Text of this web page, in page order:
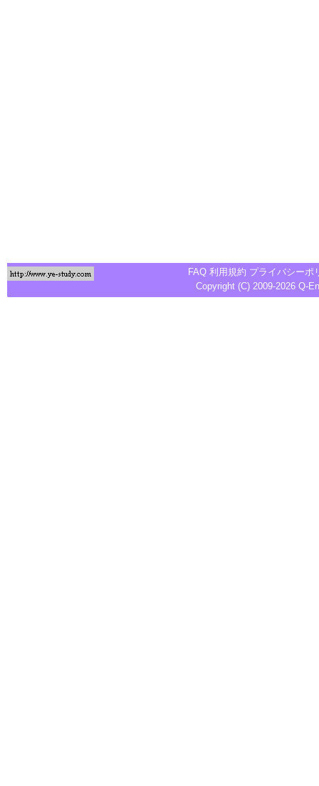
FAQ 利用規約 プライバシーポ
Copyright (C) 2009-2026 Q-